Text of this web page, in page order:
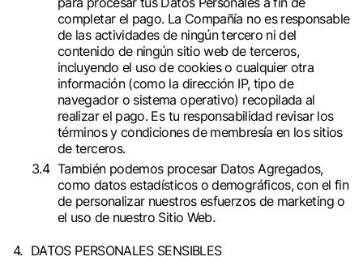
completar el pago. La Compañía no es responsable
de las actividades de ningún tercero ni del
contenido de ningún sitio web de terceros,
incluyendo el uso de cookies o cualquier otra
información (como la dirección IP, tipo de
navegador o sistema operativo) recopilada al
realizar el pago. Es tu responsabilidad revisar los
términos y condiciones de membresía en los sitios
de terceros.
También podemos procesar Datos Agregados,
como datos estadísticos o demográficos, con el fin
de personalizar nuestros esfuerzos de marketing o
el uso de nuestro Sitio Web.
DATOS PERSONALES SENSIBLES